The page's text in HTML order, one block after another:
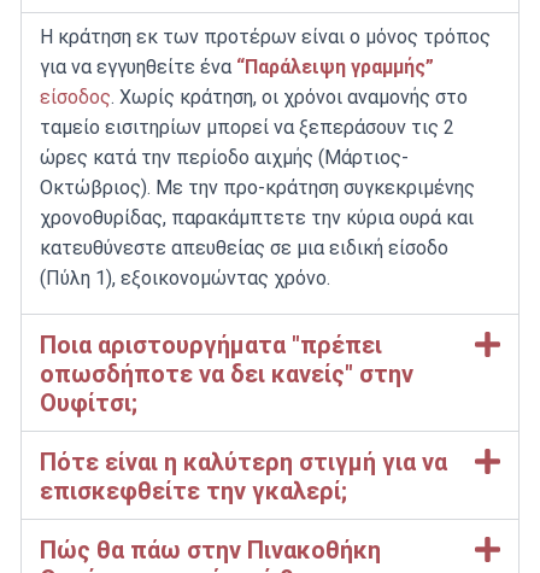
Η κράτηση εκ των προτέρων είναι ο μόνος τρόπος
για να εγγυηθείτε ένα “Παράλειψη γραμμής”
είσοδος. Χωρίς κράτηση, οι χρόνοι αναμονής στο
ταμείο εισιτηρίων μπορεί να ξεπεράσουν τις 2
ώρες κατά την περίοδο αιχμής (Μάρτιος-
Οκτώβριος). Με την προ-κράτηση συγκεκριμένης
χρονοθυρίδας, παρακάμπτετε την κύρια ουρά και
κατευθύνεστε απευθείας σε μια ειδική είσοδο
(Πύλη 1), εξοικονομώντας χρόνο.
Ποια αριστουργήματα "πρέπει
οπωσδήποτε να δει κανείς" στην
Ουφίτσι;
Πότε είναι η καλύτερη στιγμή για να
επισκεφθείτε την γκαλερί;
Πώς θα πάω στην Πινακοθήκη